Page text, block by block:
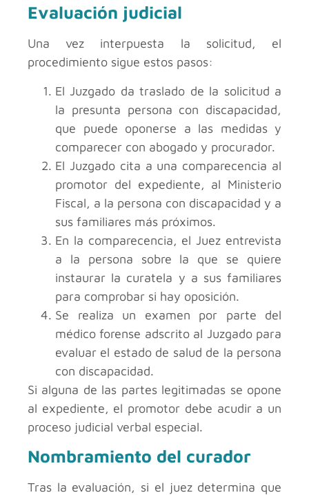
Evaluación judicial
Una vez interpuesta la solicitud, el
procedimiento sigue estos pasos:
El Juzgado da traslado de la solicitud a
la presunta persona con discapacidad,
que puede oponerse a las medidas y
comparecer con abogado y procurador.
El Juzgado cita a una comparecencia al
promotor del expediente, al Ministerio
Fiscal, a la persona con discapacidad y a
sus familiares más próximos.
En la comparecencia, el Juez entrevista
a la persona sobre la que se quiere
instaurar la curatela y a sus familiares
para comprobar si hay oposición.
Se realiza un examen por parte del
médico forense adscrito al Juzgado para
evaluar el estado de salud de la persona
con discapacidad.
Si alguna de las partes legitimadas se opone
al expediente, el promotor debe acudir a un
proceso judicial verbal especial.
Nombramiento del curador
Tras la evaluación, si el juez determina que